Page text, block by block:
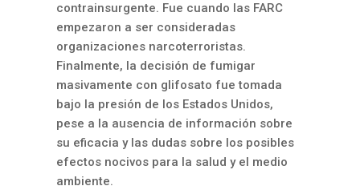
contrainsurgente. Fue cuando las FARC
empezaron a ser consideradas
organizaciones narcoterroristas.
Finalmente, la decisión de fumigar
masivamente con glifosato fue tomada
bajo la presión de los Estados Unidos,
pese a la ausencia de información sobre
su eficacia y las dudas sobre los posibles
efectos nocivos para la salud y el medio
ambiente.